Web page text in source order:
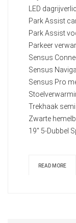
LED
Park Assist
Park Assist
Parkeer
Sensus
Sensus
Sensus Pro
Trekhaak
Zwarte
19" 5-Dubbel
READ MORE